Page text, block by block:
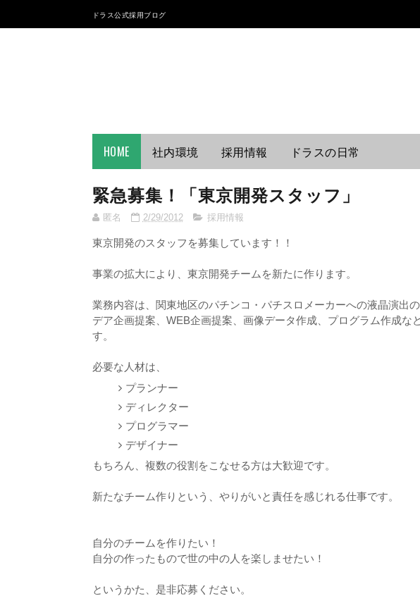
ドラス公式採用ブログ
HOME 社内環境 採用情報 ドラスの日常
緊急募集！「東京開発スタッフ」
匿名 2/29/2012 採用情報
東京開発のスタッフを募集しています！！
事業の拡大により、東京開発チームを新たに作ります。
業務内容は、関東地区のパチンコ・パチスロメーカーへの液晶演出
デア企画提案、WEB企画提案、画像データ作成、プログラム作成な
す。
必要な人材は、
プランナー
ディレクター
プログラマー
デザイナー
もちろん、複数の役割をこなせる方は大歓迎です。
新たなチーム作りという、やりがいと責任を感じれる仕事です。
自分のチームを作りたい！
自分の作ったもので世の中の人を楽しませたい！
というかた、是非応募ください。